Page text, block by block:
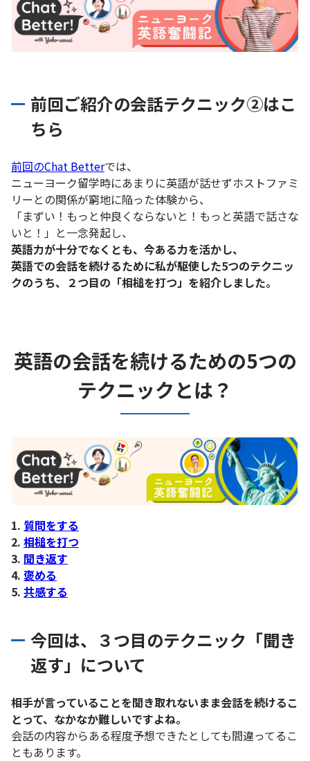
前回ご紹介の会話テクニック②はこ
ちら
前回のChat Betterでは、
ニューヨーク留学時にあまりに英語が話せずホストファミ
リーとの関係が窮地に陥った体験から、
「まずい！もっと仲良くならないと！もっと英語で話さな
いと！」と一念発起し、
英語力が十分でなくとも、今ある力を活かし、
英語での会話を続けるために私が駆使した5つのテクニッ
クのうち、２つ目の「相槌を打つ」を紹介しました。
英語の会話を続けるための5つの
テクニックとは？
1. 質問をする
2. 相槌を打つ
3. 聞き返す
4. 褒める
5. 共感する
今回は、３つ目のテクニック「聞き
返す」について
相手が言っていることを聞き取れないまま会話を続けるこ
とって、なかなか難しいですよね。
会話の内容からある程度予想できたとしても間違ってるこ
ともあります。